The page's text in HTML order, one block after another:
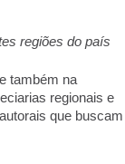
regiões do país
também na
regionais e
que buscam